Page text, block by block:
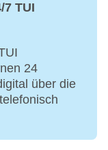
TUI
24
über die